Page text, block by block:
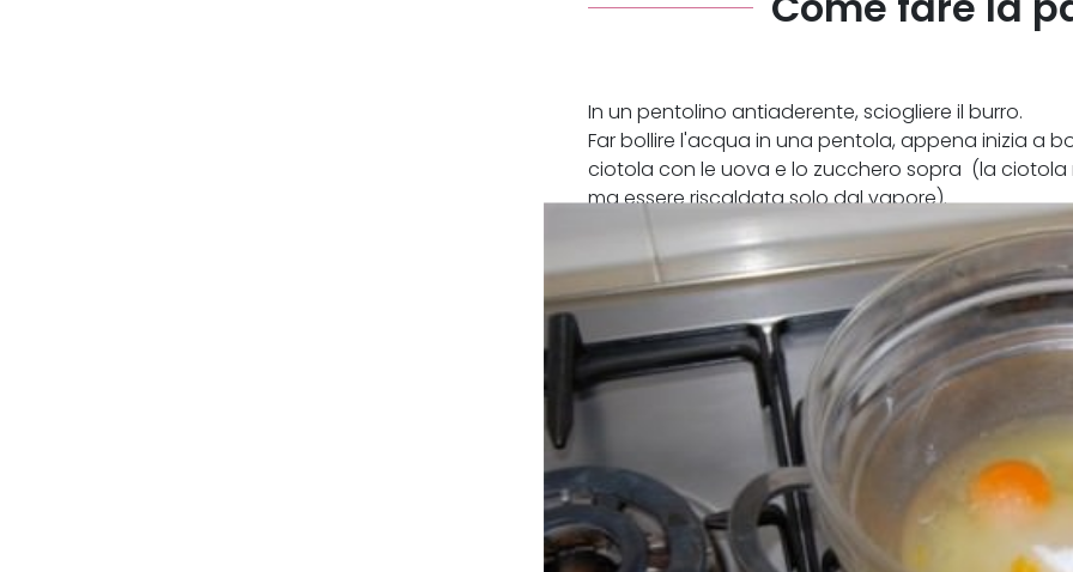
In un pentolino antiaderente, sciogliere il burro.
Far bollire l'acqua in una pentola, appena inizia a
ciotola con le uova e lo zucchero sopra (la
ma essere riscaldata solo dal vapore).